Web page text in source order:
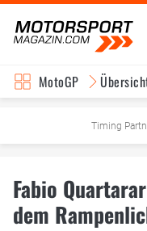
MotoGP
Timing
Fabio
dem